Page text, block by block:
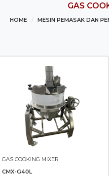
GAS
HOME MESIN PEMASAK DAN
GAS COOKING MIXER
CMX-G40L